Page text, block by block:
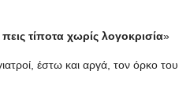
τίποτα χωρίς λογοκρισία»
έστω και αργά, τον όρκο του